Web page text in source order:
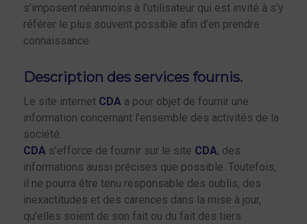
s’imposent néanmoins à l’utilisateur qui est invité à s’y
référer le plus souvent possible afin d’en prendre
connaissance.
Description des services fournis.
Le site internet CDAa pour objet de fournir une
information concernant l’ensemble des activités de la
société.
CDA s’efforce de fournir sur le site CDA, des
informations aussi précises que possible. Toutefois,
il ne pourra être tenu responsable des oublis, des
inexactitudes et des carences dans la mise à jour,
qu’elles soient de son fait ou du fait des tiers